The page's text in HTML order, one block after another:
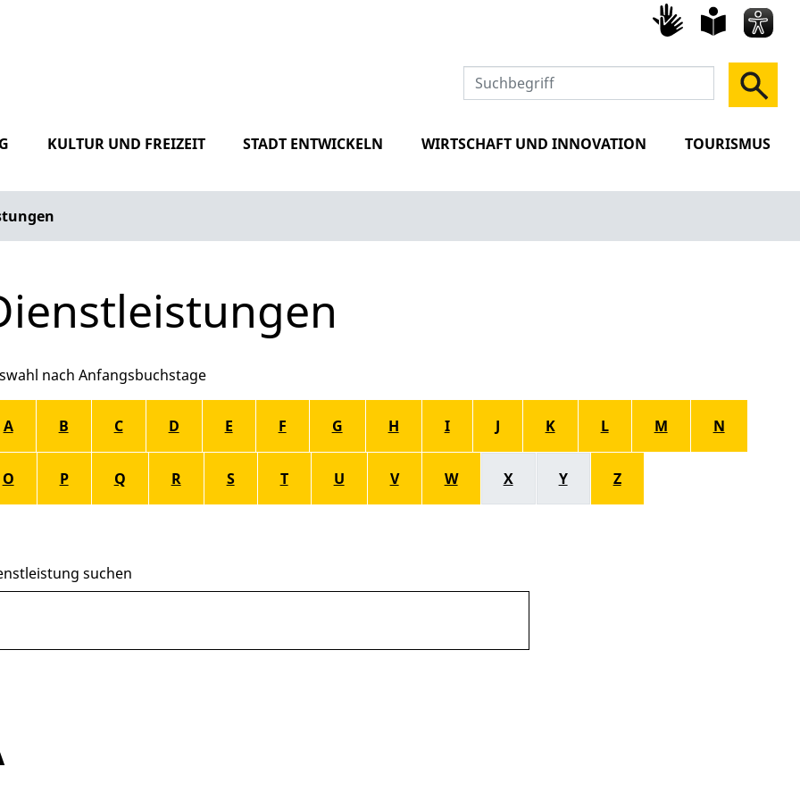
KULTUR UND FREIZEIT STADT ENTWICKELN WIRTSCHAFT UND INNOVATION TOURISMUS
Register überspringen
A B C D E F G H I J K L M N
O P Q R S T U V W X Y Z
suchen